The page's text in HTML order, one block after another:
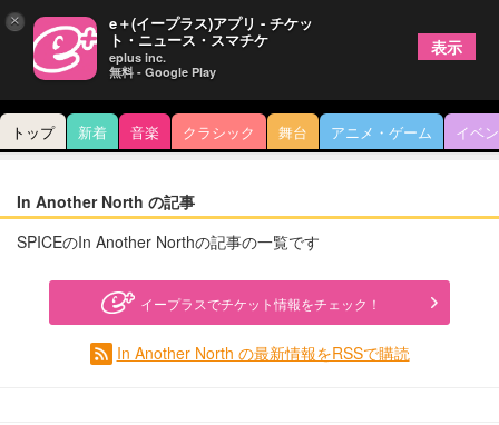
トップ 新着 音楽 クラシック 舞台 アニメ・ゲーム イベ
In Another North の記事
SPICEのIn Another Northの記事の一覧です
イープラスでチケット情報をチェック！
In Another North の最新情報をRSSで購読
× e＋(イープラス)アプリ - チケッ
ト・ニュース・スマチケ
eplus inc.
無料 - Google Play
表示